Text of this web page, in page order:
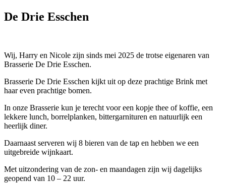
De Drie Esschen
Wij, Harry en Nicole zijn sinds mei 2025 de trotse eigenaren van
Brasserie De Drie Esschen.
Brasserie De Drie Esschen kijkt uit op deze prachtige Brink met
haar even prachtige bomen.
In onze Brasserie kun je terecht voor een kopje thee of koffie, een
lekkere lunch, borrelplanken, bittergarnituren en natuurlijk een
heerlijk diner.
Daarnaast serveren wij 8 bieren van de tap en hebben we een
uitgebreide wijnkaart.
Met uitzondering van de zon- en maandagen zijn wij dagelijks
geopend van 10 – 22 uur.